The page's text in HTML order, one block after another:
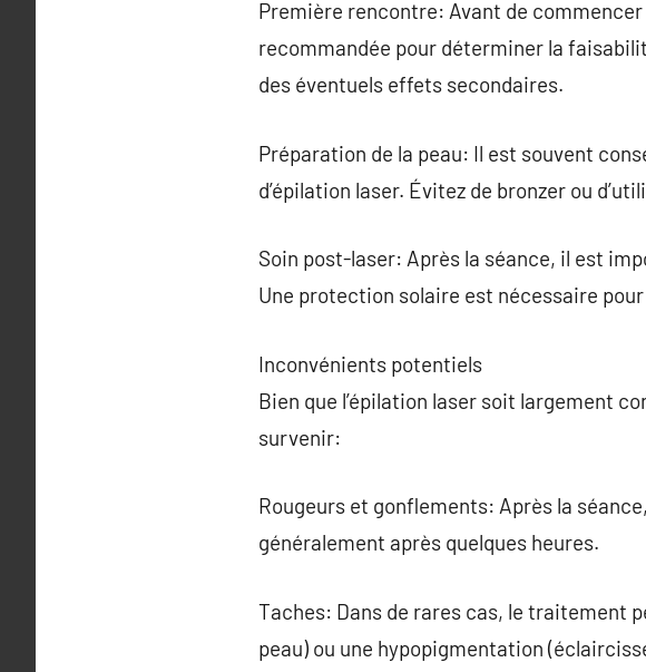
Première rencontre: Avant de
recommandée pour déterminer la
des éventuels effets secondaires.
Préparation de la peau: Il est souvent
d’épilation laser. Évitez de bronzer ou
Soin post-laser: Après la séance, il est
Une protection solaire est nécessaire
Inconvénients potentiels
Bien que l’épilation laser soit largement
survenir:
Rougeurs et gonflements: Après la
généralement après quelques heures.
Taches: Dans de rares cas, le traitement
peau) ou une hypopigmentation